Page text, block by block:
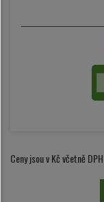
Ceny jsou v Kč včetně DPH